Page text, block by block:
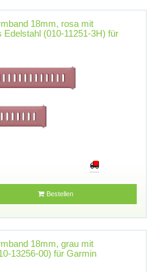
18mm, rosa mit
(010-11251-3H) für
Bestellen
18mm, grau mit
13256-00) für Garmin